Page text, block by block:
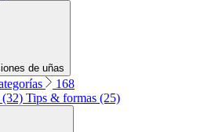
de uñas
168
(32) Tips & formas (25)